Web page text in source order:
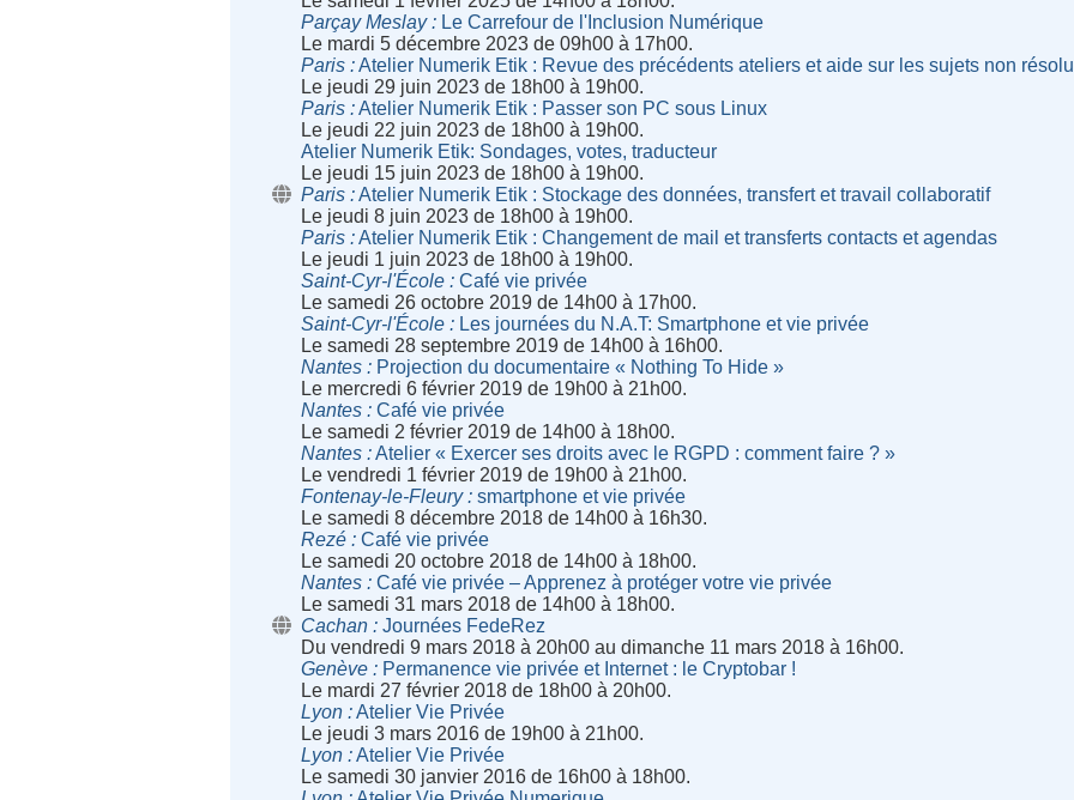
Parçay Meslay
Le Carrefour de l'Inclusion Numérique
Le mardi 5 décembre 2023 de 09h00 à 17h00.
Paris
Atelier Numerik Etik : Revue des précédents ateliers et aide sur les sujets non
Le jeudi 29 juin 2023 de 18h00 à 19h00.
Paris
Atelier Numerik Etik : Passer son PC sous Linux
Le jeudi 22 juin 2023 de 18h00 à 19h00.
Atelier Numerik Etik: Sondages, votes, traducteur
Le jeudi 15 juin 2023 de 18h00 à 19h00.
Paris
Atelier Numerik Etik : Stockage des données, transfert et travail collaboratif
Le jeudi 8 juin 2023 de 18h00 à 19h00.
Paris
Atelier Numerik Etik : Changement de mail et transferts contacts et agendas
Le jeudi 1 juin 2023 de 18h00 à 19h00.
Saint-Cyr-l'École
Café vie privée
Le samedi 26 octobre 2019 de 14h00 à 17h00.
Saint-Cyr-l'École
Les journées du N.A.T: Smartphone et vie privée
Le samedi 28 septembre 2019 de 14h00 à 16h00.
Nantes
Projection du documentaire « Nothing To Hide »
Le mercredi 6 février 2019 de 19h00 à 21h00.
Nantes
Café vie privée
Le samedi 2 février 2019 de 14h00 à 18h00.
Nantes
Atelier « Exercer ses droits avec le RGPD : comment faire ? »
Le vendredi 1 février 2019 de 19h00 à 21h00.
Fontenay-le-Fleury
smartphone et vie privée
Le samedi 8 décembre 2018 de 14h00 à 16h30.
Rezé
Café vie privée
Le samedi 20 octobre 2018 de 14h00 à 18h00.
Nantes
Café vie privée – Apprenez à protéger votre vie privée
Le samedi 31 mars 2018 de 14h00 à 18h00.
Cachan
Journées FedeRez
Du vendredi 9 mars 2018 à 20h00 au dimanche 11 mars 2018 à 16h00.
Genève
Permanence vie privée et Internet : le Cryptobar !
Le mardi 27 février 2018 de 18h00 à 20h00.
Lyon
Atelier Vie Privée
Le jeudi 3 mars 2016 de 19h00 à 21h00.
Lyon
Atelier Vie Privée
Le samedi 30 janvier 2016 de 16h00 à 18h00.